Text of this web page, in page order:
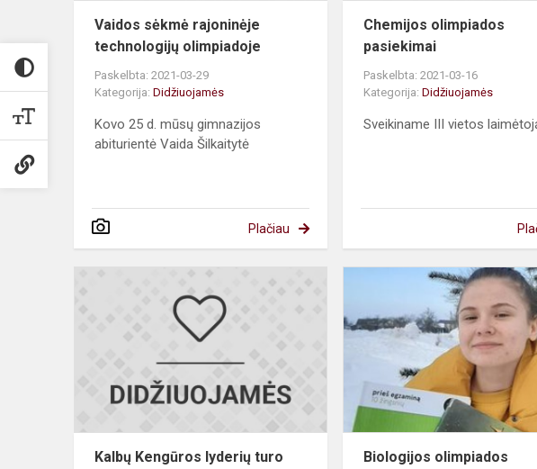
Vaidos sėkmė rajoninėje
technologijų olimpiadoje
Paskelbta: 2021-03-29
Kategorija: Didžiuojamės
Kovo 25 d. mūsų gimnazijos
abiturientė Vaida Šilkaitytė
Plačiau
Chemijos olimpiados
pasiekimai
Paskelbta: 2021-03-16
Kategorija:Didžiuojamės
Sveikiname III vietos
lyderių
Kalbų Kengūros lyderių turo
Biologijos olimpiados